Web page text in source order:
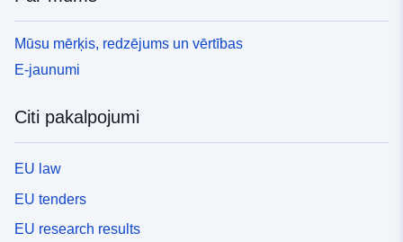
Mūsu mērķis, redzējums un vērtības
E-jaunumi
Citi pakalpojumi
EU law
EU tenders
EU research results